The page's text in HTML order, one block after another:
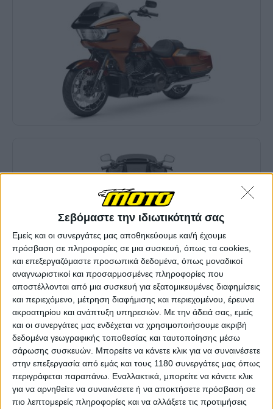
Σεβόμαστε την ιδιωτικότητά σας
Εμείς και οι συνεργάτες μας αποθηκεύουμε και/ή έχουμε
πρόσβαση σε πληροφορίες σε μια συσκευή, όπως τα cookies,
και επεξεργαζόμαστε προσωπικά δεδομένα, όπως μοναδικοί
αναγνωριστικοί και προσαρμοσμένες πληροφορίες που
αποστέλλονται από μια συσκευή για εξατομικευμένες διαφημίσεις
και περιεχόμενο, μέτρηση διαφήμισης και περιεχομένου, έρευνα
ακροατηρίου και ανάπτυξη υπηρεσιών. Με την άδειά σας, εμείς
και οι συνεργάτες μας ενδέχεται να χρησιμοποιήσουμε ακριβή
δεδομένα γεωγραφικής τοποθεσίας και ταυτοποίησης μέσω
σάρωσης συσκευών. Μπορείτε να κάνετε κλικ για να συναινέσετε
στην επεξεργασία από εμάς και τους 1180 συνεργάτες μας όπως
περιγράφεται παραπάνω. Εναλλακτικά, μπορείτε να κάνετε κλικ
για να αρνηθείτε να συναινέσετε ή να αποκτήσετε πρόσβαση σε
πιο λεπτομερείς πληροφορίες και να αλλάξετε τις προτιμήσεις